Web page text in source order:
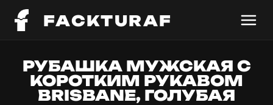
FACKTURAF
РУБАШКА МУЖСКАЯ С
КОРОТКИМ РУКАВОМ
BRISBANE, ГОЛУБАЯ